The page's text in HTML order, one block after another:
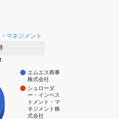
マネジメント
エムエス商事
株式会社
シュローダ
ー・インベス
トメント・マ
ネジメント株
式会社